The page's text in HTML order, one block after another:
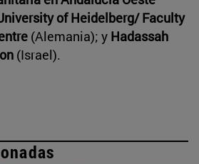
of Heidelberg/ Faculty
(Alemania); y Hadassah
(Israel).